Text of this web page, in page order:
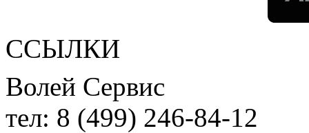
ССЫЛКИ
Волей Сервис
тел: 8 (499) 246-84-12